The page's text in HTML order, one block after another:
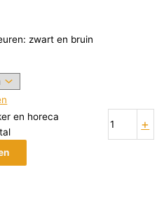
zwart en bruin
en horeca
+